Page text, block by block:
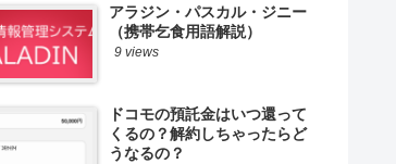
アラジン・パスカル・ジニー
（携帯乞食用語解説）
9 views
ドコモの預託金はいつ還って
くるの？解約しちゃったらど
うなるの？